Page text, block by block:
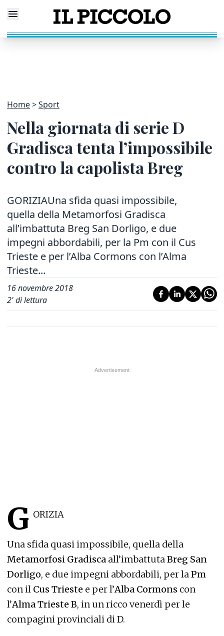
Home Sport
Nella giornata di serie D
Gradisca tenta l’impossibile
contro la capolista Breg
GORIZIAUna sfida quasi impossibile,
quella della Metamorfosi Gradisca
all’imbattuta Breg San Dorligo, e due
impegni abbordabili, per la Pm con il Cus
Trieste e per l’Alba Cormons con l’Alma
Trieste...
16 novembre 2018
2' di lettura
G ORIZIA
Una sfida quasi impossibile, quella della
Metamorfosi Gradisca all’imbattutaBreg San
Dorligo, e due impegni abbordabili, per laPm
con il Cus Trieste e per l’Alba Cormons con
l’Alma Trieste B, in un ricco venerdì per le
compagini provinciali di D.